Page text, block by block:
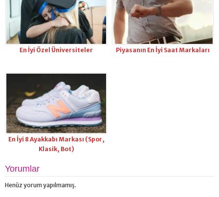
En İyi Özel Üniversiteler Piyasanın En İyi Saat Markaları
En İyi 8 Ayakkabı Markası (Spor,
Klasik, Bot)
Yorumlar
Henüz yorum yapılmamış.